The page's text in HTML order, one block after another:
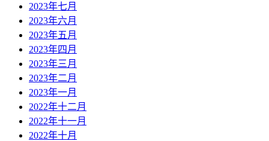
2023年七月
2023年六月
2023年五月
2023年四月
2023年三月
2023年二月
2023年一月
2022年十二月
2022年十一月
2022年十月